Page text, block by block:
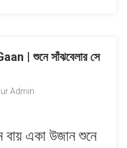
| শুনে সাঁঝবেলার সে
Admin
বায় একা উজান শুনে